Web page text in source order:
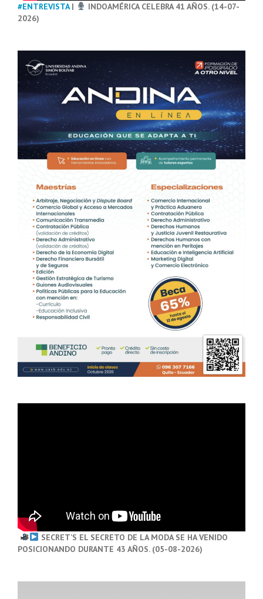
#ENTREVISTA|
INDOAMÉRICA CELEBRA 41 AÑOS. (14-07-
2026)
SECRET’S EL SECRETO DE LA MODA SE HA VENIDO
POSICIONANDO DURANTE 43 AÑOS. (05-08-2026)